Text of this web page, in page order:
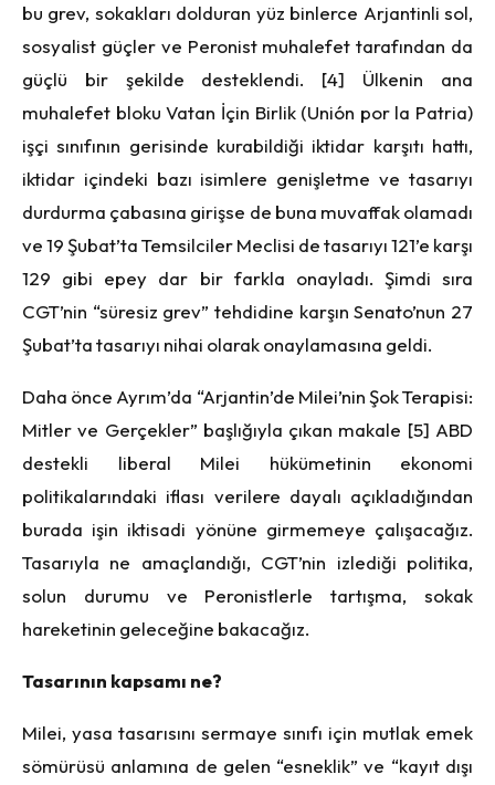
bu grev, sokakları dolduran yüz binlerce Arjantinli sol,
sosyalist güçler ve Peronist muhalefet tarafından da
güçlü bir şekilde desteklendi. [4] Ülkenin ana
muhalefet bloku Vatan İçin Birlik (Unión por la Patria)
işçi sınıfının gerisinde kurabildiği iktidar karşıtı hattı,
iktidar içindeki bazı isimlere genişletme ve tasarıyı
durdurma çabasına girişse de buna muvaffak olamadı
ve 19 Şubat’ta Temsilciler Meclisi de tasarıyı 121’e karşı
129 gibi epey dar bir farkla onayladı. Şimdi sıra
CGT’nin “süresiz grev” tehdidine karşın Senato’nun 27
Şubat’ta tasarıyı nihai olarak onaylamasına geldi.
Daha önce Ayrım’da “Arjantin’de Milei’nin Şok Terapisi:
Mitler ve Gerçekler” başlığıyla çıkan makale [5] ABD
destekli liberal Milei hükümetinin ekonomi
politikalarındaki iflası verilere dayalı açıkladığından
burada işin iktisadi yönüne girmemeye çalışacağız.
Tasarıyla ne amaçlandığı, CGT’nin izlediği politika,
solun durumu ve Peronistlerle tartışma, sokak
hareketinin geleceğine bakacağız.
Tasarının kapsamı ne?
Milei, yasa tasarısını sermaye sınıfı için mutlak emek
sömürüsü anlamına de gelen “esneklik” ve “kayıt dışı